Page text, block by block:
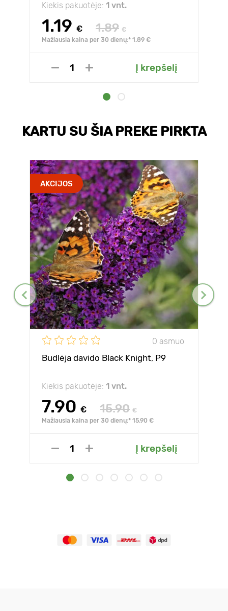
Kiekis pakuotėje: 1 vnt.
1.19 € 1.89 €
Mažiausia kaina per 30 dienų:* 1.89 €
Į krepšelį
KARTU SU ŠIA PREKE PIRKTA
AKCIJOS
0 asmuo
Budlėja davido Black Knight, P9
Kiekis pakuotėje: 1 vnt.
7.90 € 15.90 €
Mažiausia kaina per 30 dienų:* 15.90 €
Į krepšelį